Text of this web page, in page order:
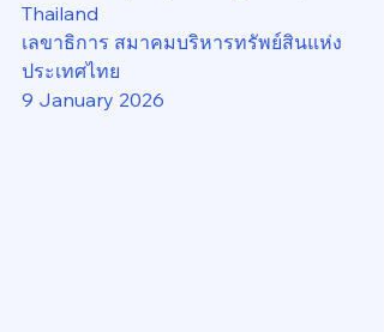
Thailand
เลขาธิการ สมาคมบริหารทรัพย์สินแห่ง
ประเทศไทย
9 January 2026